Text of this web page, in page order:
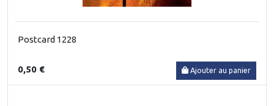
Postcard 1228
0,50 € Ajouter au panier